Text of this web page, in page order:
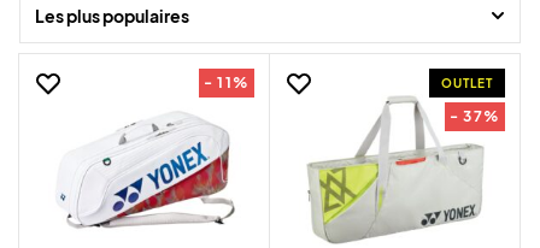
Bien sûr, vous trouverez une large sélection ici chez Badminton-shop
Les plus populaires
- 11% OUTLET
- 37%